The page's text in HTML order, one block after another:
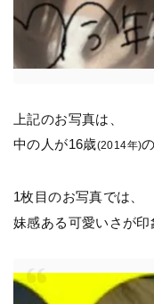
上記のお写真は、
中の人が16歳(2014年)
1枚目のお写真では、
妹感ある可愛いさが印